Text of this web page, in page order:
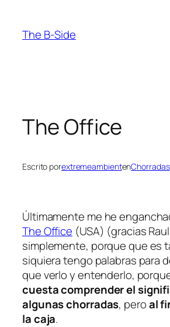
contenido
The B-Side
The Office
Escrito porextremeambientenChorradas
Últimamente me he
The Office (USA) (gracias
simplemente, porque que es
siquiera tengo palabras para
que verlo y entenderlo,
cuesta comprender el
algunas chorradas, peroal
la caja.